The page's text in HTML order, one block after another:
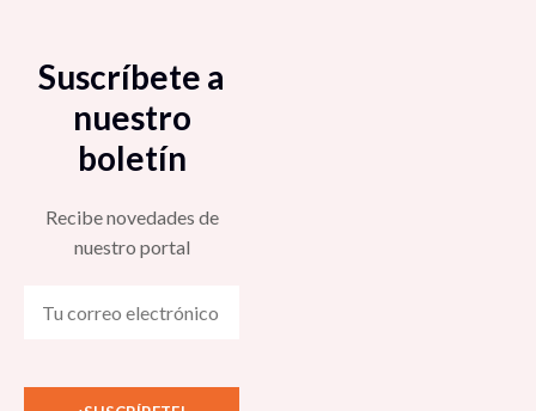
Suscríbete a
nuestro
boletín
Recibe novedades de
nuestro portal